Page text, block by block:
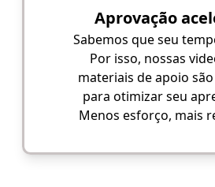
Aprovação
Sabemos que seu
Por isso, nossas
materiais de apoio
para otimizar seu
Menos esforço, mais